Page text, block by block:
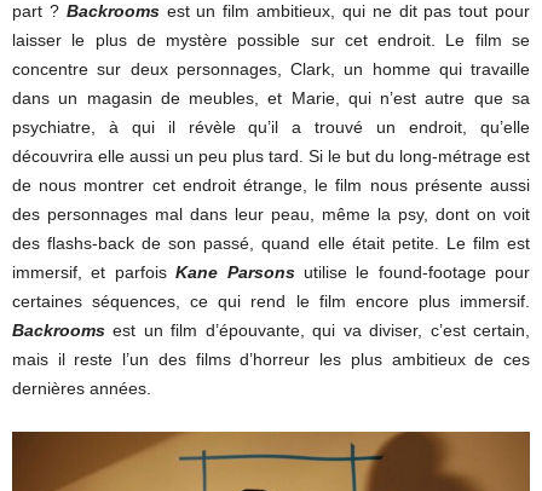
part ? Backrooms est un film ambitieux, qui ne dit pas tout pour
laisser le plus de mystère possible sur cet endroit. Le film se
concentre sur deux personnages, Clark, un homme qui travaille
dans un magasin de meubles, et Marie, qui n’est autre que sa
psychiatre, à qui il révèle qu’il a trouvé un endroit, qu’elle
découvrira elle aussi un peu plus tard. Si le but du long-métrage est
de nous montrer cet endroit étrange, le film nous présente aussi
des personnages mal dans leur peau, même la psy, dont on voit
des flashs-back de son passé, quand elle était petite. Le film est
immersif, et parfoisKane Parsonsutilise le found-footage pour
certaines séquences, ce qui rend le film encore plus immersif.
Backrooms est un film d’épouvante, qui va diviser, c’est certain,
mais il reste l’un des films d’horreur les plus ambitieux de ces
dernières années.